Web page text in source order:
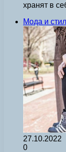
хранят в
Мода и
27.10.2022
0